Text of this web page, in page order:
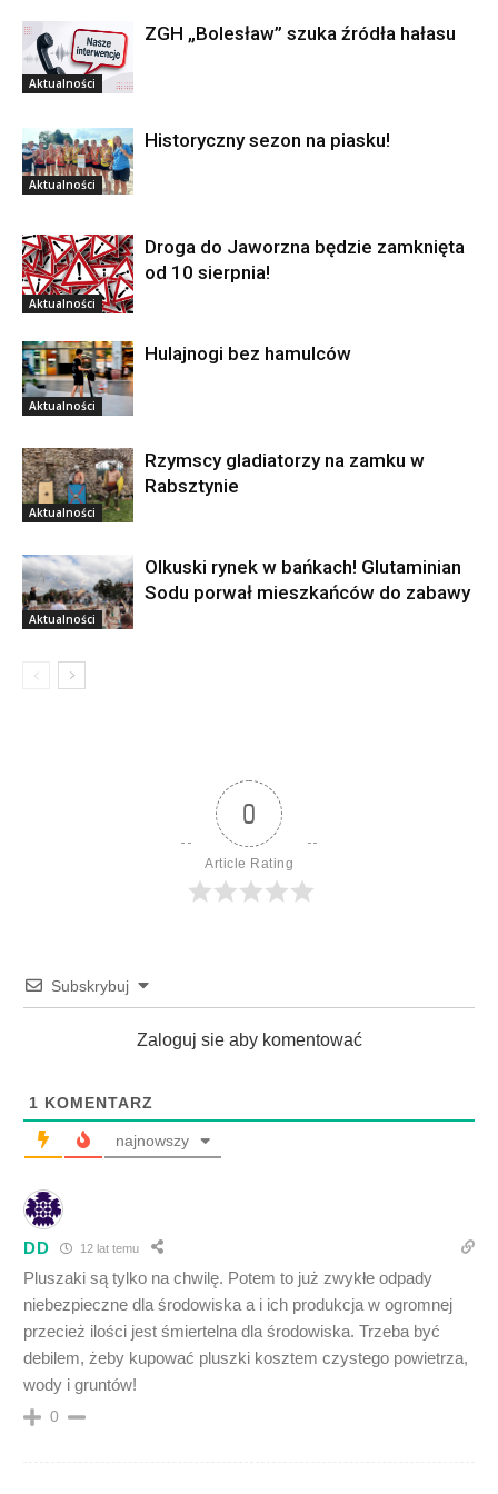
Aktualności
ZGH „Bolesław” szuka źródła hałasu
Aktualności
Historyczny sezon na piasku!
Aktualności
Droga do Jaworzna będzie zamknięta
od 10 sierpnia!
Aktualności
Hulajnogi bez hamulców
Aktualności
Rzymscy gladiatorzy na zamku w
Rabsztynie
Aktualności
Olkuski rynek w bańkach! Glutaminian
Sodu porwał mieszkańców do zabawy
0
Article Rating
Subskrybuj
Zaloguj sie aby komentować
1 KOMENTARZ
najnowszy
DD 12 lat temu
Pluszaki są tylko na chwilę. Potem to już zwykłe odpady
niebezpieczne dla środowiska a i ich produkcja w ogromnej
przecież ilości jest śmiertelna dla środowiska. Trzeba być
debilem, żeby kupować pluszki kosztem czystego powietrza,
wody i gruntów!
0